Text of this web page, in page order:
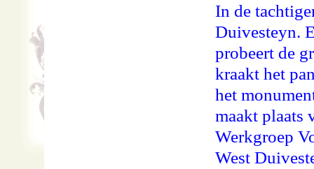
In de
Duivesteyn.
probeert de
kraakt het
het
maakt plaats
Werkgroep
West